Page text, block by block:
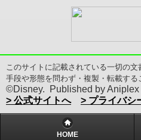
このサイトに記載されている一切の文
手段や形態を問わず・複製・転載する
©Disney. Published by Aniplex
> 公式サイトへ
> プライバシ
HOME